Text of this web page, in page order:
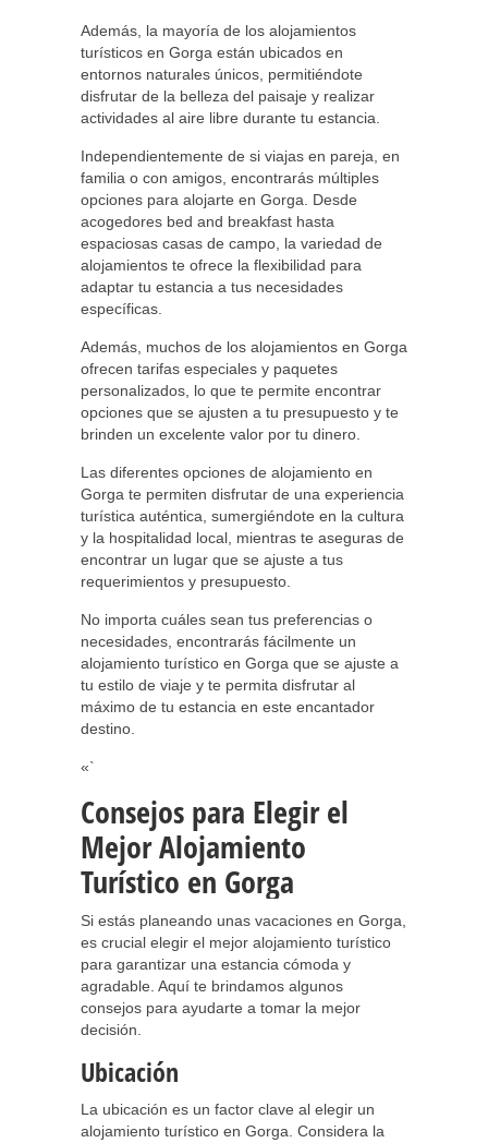
Además, la mayoría de los alojamientos
turísticos en Gorga están ubicados en
entornos naturales únicos, permitiéndote
disfrutar de la belleza del paisaje y realizar
actividades al aire libre durante tu estancia.
Independientemente de si viajas en pareja, en
familia o con amigos, encontrarás múltiples
opciones para alojarte en Gorga. Desde
acogedores bed and breakfast hasta
espaciosas casas de campo, la variedad de
alojamientos te ofrece la flexibilidad para
adaptar tu estancia a tus necesidades
específicas.
Además, muchos de los alojamientos en Gorga
ofrecen tarifas especiales y paquetes
personalizados, lo que te permite encontrar
opciones que se ajusten a tu presupuesto y te
brinden un excelente valor por tu dinero.
Las diferentes opciones de alojamiento en
Gorga te permiten disfrutar de una experiencia
turística auténtica, sumergiéndote en la cultura
y la hospitalidad local, mientras te aseguras de
encontrar un lugar que se ajuste a tus
requerimientos y presupuesto.
No importa cuáles sean tus preferencias o
necesidades, encontrarás fácilmente un
alojamiento turístico en Gorga que se ajuste a
tu estilo de viaje y te permita disfrutar al
máximo de tu estancia en este encantador
destino.
«`
Consejos para Elegir el
Mejor Alojamiento
Turístico en Gorga
Si estás planeando unas vacaciones en Gorga,
es crucial elegir el mejor alojamiento turístico
para garantizar una estancia cómoda y
agradable. Aquí te brindamos algunos
consejos para ayudarte a tomar la mejor
decisión.
Ubicación
La ubicación es un factor clave al elegir un
alojamiento turístico en Gorga. Considera la